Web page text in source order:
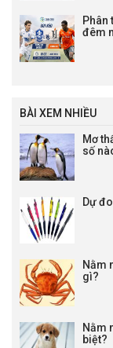
Phân
đêm
BÀI XEM NHIỀU
Mơ
số
Dự
Nằm
gì?
Nằm
biệt?